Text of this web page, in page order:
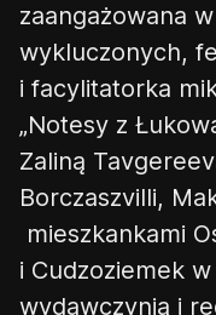
zaangażowana
wykluczonych,
i facylitatorka
„Notesy z
Zaliną
Borczaszvilli,
mieszkankami
i Cudzoziemek
wydawczynią i